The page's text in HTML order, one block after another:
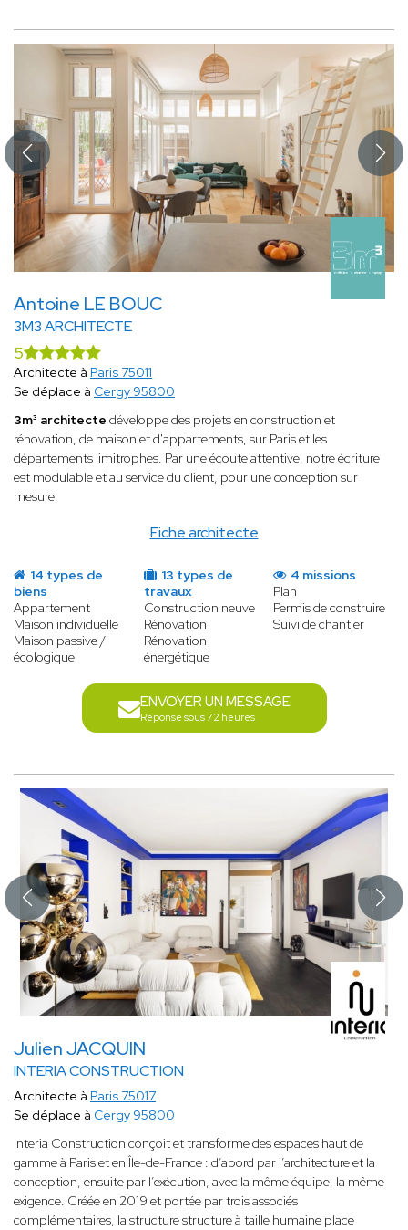
Antoine LE BOUC
3M3 ARCHITECTE
Fiche architecte
5
Architecte à Paris 75011
Se déplace à Cergy 95800
3m³ architecte développe des projets en construction et
rénovation, de maison et d'appartements, sur Paris et les
départements limitrophes. Par une écoute attentive, notre écriture
est modulable et au service du client, pour une conception sur
mesure.
14 types de
biens
Appartement
Maison individuelle
Maison passive /
écologique
13 types de
travaux
Construction neuve
Rénovation
Rénovation
énergétique
4 missions
Plan
Permis de construire
Suivi de chantier
ENVOYER UN MESSAGE
Réponse sous 72 heures
Julien JACQUIN
INTERIA CONSTRUCTION
Architecte à Paris 75017
Se déplace à Cergy 95800
Interia Construction conçoit et transforme des espaces haut de
gamme à Paris et en Île-de-France : d’abord par l’architecture et la
conception, ensuite par l’exécution, avec la même équipe, la même
exigence. Créée en 2019 et portée par trois associés
complémentaires, la structure structure à taille humaine place